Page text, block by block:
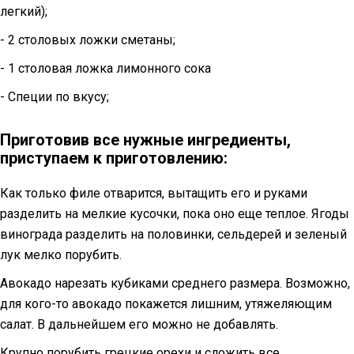
легкий);
- 2 столовых ложки сметаны;
- 1 столовая ложка лимонного сока
- Специи по вкусу;
Приготовив все нужные ингредиенты,
приступаем к приготовлению:
Как только филе отварится, вытащить его и руками
разделить на мелкие кусочки, пока оно еще теплое. Ягоды
винограда разделить на половинки, сельдерей и зеленый
лук мелко порубить.
Авокадо нарезать кубиками среднего размера. Возможно,
для кого-то авокадо покажется лишним, утяжеляющим
салат. В дальнейшем его можно не добавлять.